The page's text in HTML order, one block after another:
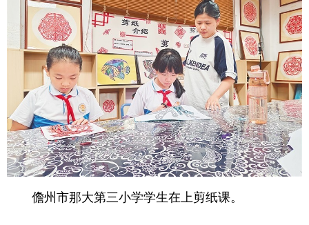
儋州市那大第三小学学生在上剪纸课。